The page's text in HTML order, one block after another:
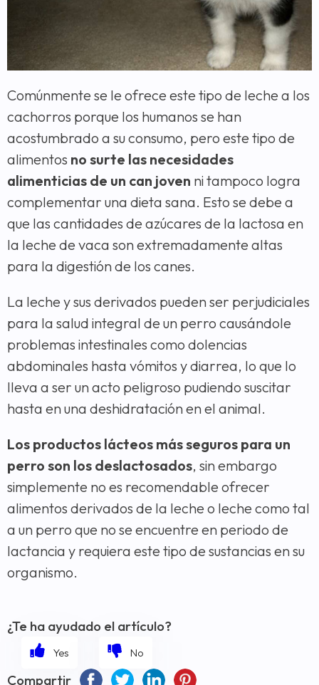
Comúnmente se le ofrece este tipo de leche a los
cachorros porque los humanos se han
acostumbrado a su consumo, pero este tipo de
alimentos no surte las necesidades
alimenticias de un can joven ni tampoco logra
complementar una dieta sana. Esto se debe a
que las cantidades de azúcares de la lactosa en
la leche de vaca son extremadamente altas
para la digestión de los canes.
La leche y sus derivados pueden ser perjudiciales
para la salud integral de un perro causándole
problemas intestinales como dolencias
abdominales hasta vómitos y diarrea, lo que lo
lleva a ser un acto peligroso pudiendo suscitar
hasta en una deshidratación en el animal.
Los productos lácteos más seguros para un
perro son los deslactosados, sin embargo
simplemente no es recomendable ofrecer
alimentos derivados de la leche o leche como tal
a un perro que no se encuentre en periodo de
lactancia y requiera este tipo de sustancias en su
organismo.
¿Te ha ayudado el artículo?
Compartir